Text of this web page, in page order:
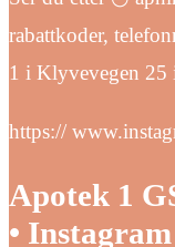
rabattkoder,
1 i Klyvevegen 25
https://
Apotek 1
•